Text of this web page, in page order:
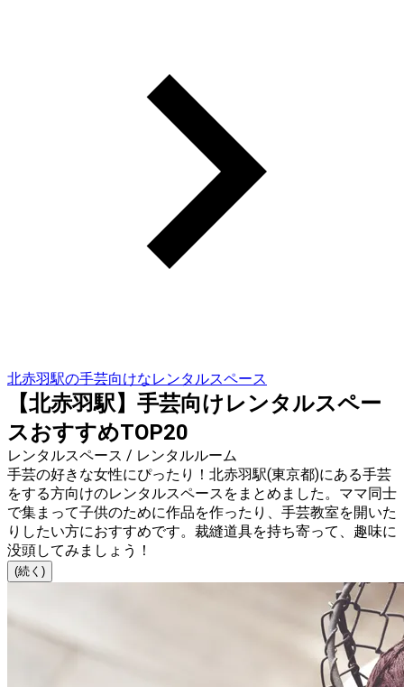
北赤羽駅の手芸向けなレンタルスペース
【北赤羽駅】手芸向けレンタルスペー
スおすすめTOP20
レンタルスペース / レンタルルーム
手芸の好きな女性にぴったり！北赤羽駅(東京都)にある手芸
をする方向けのレンタルスペースをまとめました。ママ同士
で集まって子供のために作品を作ったり、手芸教室を開いた
りしたい方におすすめです。裁縫道具を持ち寄って、趣味に
没頭してみましょう！
(続く)